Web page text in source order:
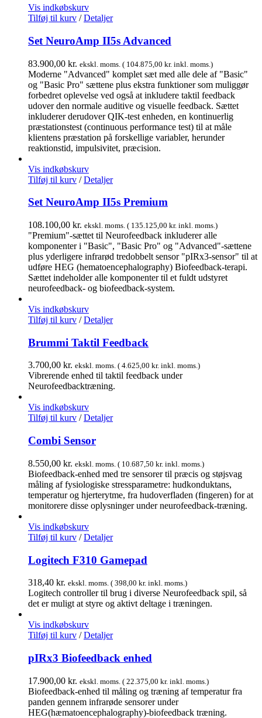
Vis indkøbskurv
Tilføj til kurv / Detaljer
Set NeuroAmp II5s Advanced
83.900,00 kr. ekskl. moms. ( 104.875,00 kr. inkl. moms.)
Moderne "Advanced" komplet sæt med alle dele af "Basic"
og "Basic Pro" sættene plus ekstra funktioner som muliggør
forbedret oplevelse ved også at inkludere taktil feedback
udover den normale auditive og visuelle feedback. Sættet
inkluderer derudover QIK-test enheden, en kontinuerlig
præstationstest (continuous performance test) til at måle
klientens præstation på forskellige variabler, herunder
reaktionstid, impulsivitet, præcision.
Vis indkøbskurv
Tilføj til kurv / Detaljer
Set NeuroAmp II5s Premium
108.100,00 kr. ekskl. moms. ( 135.125,00 kr. inkl. moms.)
"Premium"-sættet til Neurofeedback inkluderer alle
komponenter i "Basic", "Basic Pro" og "Advanced"-sættene
plus yderligere infrarød tredobbelt sensor "pIRx3-sensor" til at
udføre HEG (hematoencephalography) Biofeedback-terapi.
Sættet indeholder alle komponenter til et fuldt udstyret
neurofeedback- og biofeedback-system.
Vis indkøbskurv
Tilføj til kurv / Detaljer
Brummi Taktil Feedback
3.700,00 kr. ekskl. moms. ( 4.625,00 kr. inkl. moms.)
Vibrerende enhed til taktil feedback under
Neurofeedbacktræning.
Vis indkøbskurv
Tilføj til kurv / Detaljer
Combi Sensor
8.550,00 kr. ekskl. moms. ( 10.687,50 kr. inkl. moms.)
Biofeedback-enhed med tre sensorer til præcis og støjsvag
måling af fysiologiske stressparametre: hudkonduktans,
temperatur og hjerterytme, fra hudoverfladen (fingeren) for at
monitorere disse oplysninger under neurofeedback-træning.
Vis indkøbskurv
Tilføj til kurv / Detaljer
Logitech F310 Gamepad
318,40 kr. ekskl. moms. ( 398,00 kr. inkl. moms.)
Logitech controller til brug i diverse Neurofeedback spil, så
det er muligt at styre og aktivt deltage i træningen.
Vis indkøbskurv
Tilføj til kurv / Detaljer
pIRx3 Biofeedback enhed
17.900,00 kr. ekskl. moms. ( 22.375,00 kr. inkl. moms.)
Biofeedback-enhed til måling og træning af temperatur fra
panden gennem infrarøde sensorer under
HEG(hæmatoencephalography)-biofeedback træning.